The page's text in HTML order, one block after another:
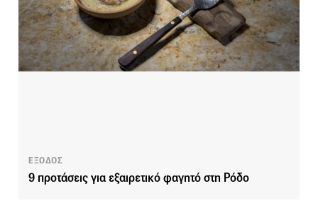
ΕΞΟΔΟΣ
9 προτάσεις για εξαιρετικό φαγητό στη Ρόδο